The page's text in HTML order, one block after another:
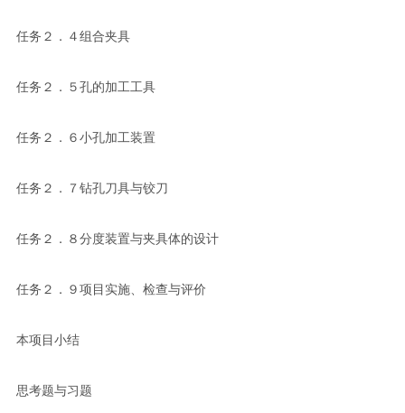
任务２．４组合夹具
任务２．５孔的加工工具
任务２．６小孔加工装置
任务２．７钻孔刀具与铰刀
任务２．８分度装置与夹具体的设计
任务２．９项目实施、检查与评价
本项目小结
思考题与习题